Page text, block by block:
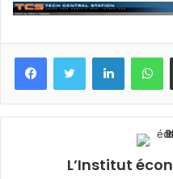
FacebookTwitter Linkedin
L’Institut